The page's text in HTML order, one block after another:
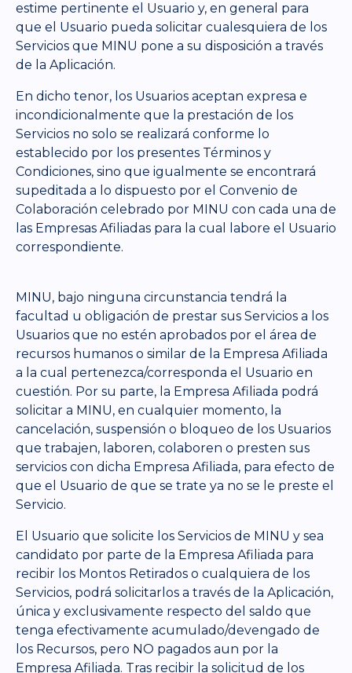
estime pertinente el Usuario y, en general para
que el Usuario pueda solicitar cualesquiera de los
Servicios que MINU pone a su disposición a través
de la Aplicación.
En dicho tenor, los Usuarios aceptan expresa e
incondicionalmente que la prestación de los
Servicios no solo se realizará conforme lo
establecido por los presentes Términos y
Condiciones, sino que igualmente se encontrará
supeditada a lo dispuesto por el Convenio de
Colaboración celebrado por MINU con cada una de
las Empresas Afiliadas para la cual labore el Usuario
correspondiente.
MINU, bajo ninguna circunstancia tendrá la
facultad u obligación de prestar sus Servicios a los
Usuarios que no estén aprobados por el área de
recursos humanos o similar de la Empresa Afiliada
a la cual pertenezca/corresponda el Usuario en
cuestión. Por su parte, la Empresa Afiliada podrá
solicitar a MINU, en cualquier momento, la
cancelación, suspensión o bloqueo de los Usuarios
que trabajen, laboren, colaboren o presten sus
servicios con dicha Empresa Afiliada, para efecto de
que el Usuario de que se trate ya no se le preste el
Servicio.
El Usuario que solicite los Servicios de MINU y sea
candidato por parte de la Empresa Afiliada para
recibir los Montos Retirados o cualquiera de los
Servicios, podrá solicitarlos a través de la Aplicación,
única y exclusivamente respecto del saldo que
tenga efectivamente acumulado/devengado de
los Recursos, pero NO pagados aun por la
Empresa Afiliada. Tras recibir la solicitud de los